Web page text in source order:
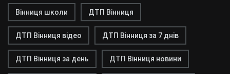
Вінниця школи ДТП Вінниця
ДТП Вінниця відео ДТП Вінниця за 7 днів
ДТП Вінниця за день ДТП Вінниця новини